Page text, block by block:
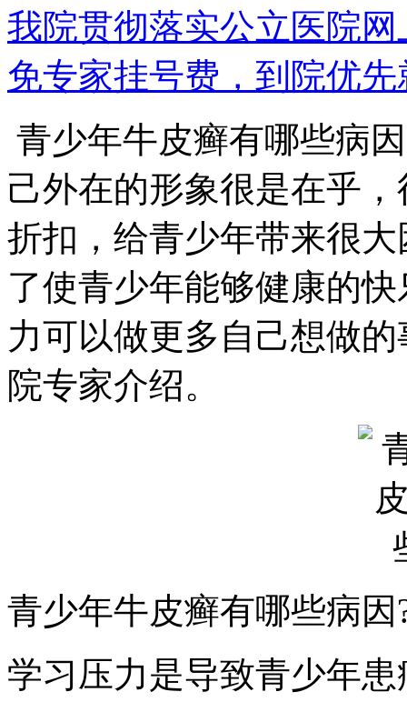
我院贯彻落实公立医院
免专家挂号费，到院优先
青少年牛皮癣有哪些病
己外在的形象很是在乎
折扣，给青少年带来很
了使青少年能够健康的
力可以做更多自己想做
院专家介绍。
青少年牛皮癣有哪些病因
学习压力是导致青少年